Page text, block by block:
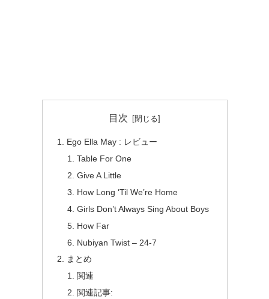
目次
Ego Ella May : レビュー
Table For One
Give A Little
How Long ‘Til We’re Home
Girls Don’t Always Sing About Boys
How Far
Nubiyan Twist – 24-7
まとめ
関連
関連記事: